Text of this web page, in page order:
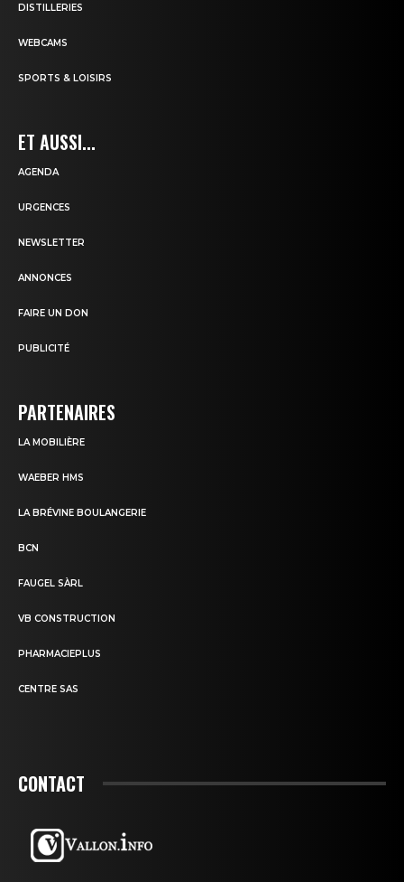
DISTILLERIES
WEBCAMS
SPORTS & LOISIRS
ET AUSSI...
AGENDA
URGENCES
NEWSLETTER
ANNONCES
FAIRE UN DON
PUBLICITÉ
PARTENAIRES
LA MOBILIÈRE
WAEBER HMS
LA BRÉVINE BOULANGERIE
BCN
FAUGEL SÀRL
VB CONSTRUCTION
PHARMACIEPLUS
CENTRE SAS
CONTACT